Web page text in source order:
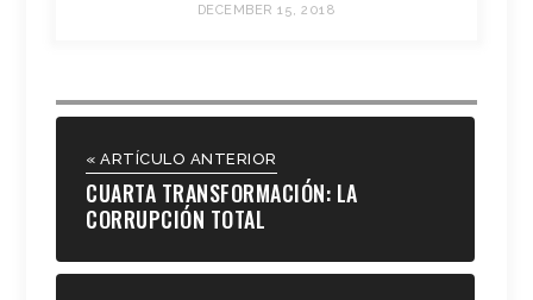
DECEMBER 15, 2018
« ARTÍCULO ANTERIOR
CUARTA TRANSFORMACIÓN: LA
CORRUPCIÓN TOTAL